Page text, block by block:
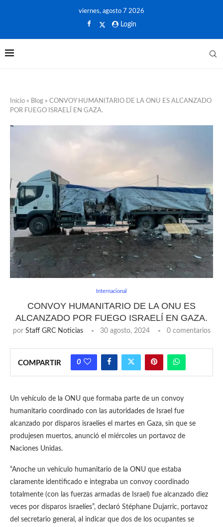
viernes, agosto 7 2026
Login
Inicio » Blog » CONVOY HUMANITARIO DE LA ONU ES ALCANZADO
POR FUEGO ISRAELÍ EN GAZA.
Internacional
CONVOY HUMANITARIO DE LA ONU ES
ALCANZADO POR FUEGO ISRAELÍ EN GAZA.
por Staff GRC Noticias 30 agosto, 2024 0 comentarios
COMPARTIR 0
Un vehículo de la ONU que formaba parte de un convoy
humanitario coordinado con las autoridades de Israel fue
alcanzado por disparos israelíes el martes en Gaza, sin que se
produjesen muertos, anunció el miércoles un portavoz de
Naciones Unidas.
“Anoche un vehículo humanitario de la ONU que estaba
claramente identificado e integraba un convoy coordinado
totalmente (con las fuerzas armadas de Israel) fue alcanzado diez
veces por disparos israelíes”, declaró Stéphane Dujarric, portavoz
del secretario general, al indicar que dos de los ocupantes se